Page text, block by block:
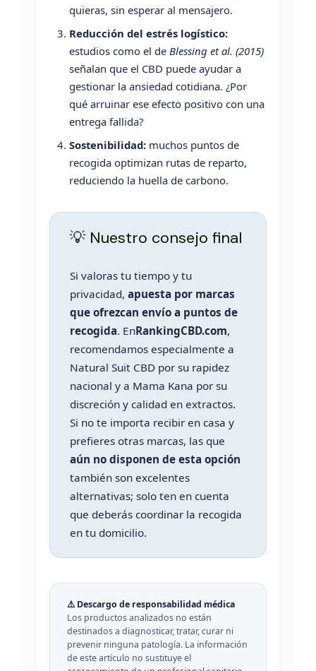
quieras, sin esperar al mensajero.
Reducción del estrés logístico:
estudios como el de Blessing et al. (2015)
señalan que el CBD puede ayudar a
gestionar la ansiedad cotidiana. ¿Por
qué arruinar ese efecto positivo con una
entrega fallida?
Sostenibilidad: muchos puntos de
recogida optimizan rutas de reparto,
reduciendo la huella de carbono.
💡 Nuestro consejo final
Si valoras tu tiempo y tu
privacidad,apuesta por marcas
que ofrezcan envío a puntos de
recogida. EnRankingCBD.com,
recomendamos especialmente a
Natural Suit CBD por su rapidez
nacional y a Mama Kana por su
discreción y calidad en extractos.
Si no te importa recibir en casa y
prefieres otras marcas, las que
aún no disponen de esta opción
también son excelentes
alternativas; solo ten en cuenta
que deberás coordinar la recogida
en tu domicilio.
⚠️ Descargo de responsabilidad médica
Los productos analizados no están
destinados a diagnosticar, tratar, curar ni
prevenir ninguna patología. La información
de este artículo no sustituye el